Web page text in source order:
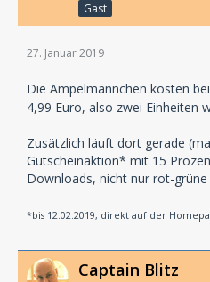
Gast
27. Januar 2019
Die Ampelmännchen kosten bei
4,99 Euro, also zwei Einheiten
Zusätzlich läuft dort gerade
Gutscheinaktion* mit 15
Downloads, nicht nur rot-
*bis 12.02.2019, direkt auf der
Captain Blitz